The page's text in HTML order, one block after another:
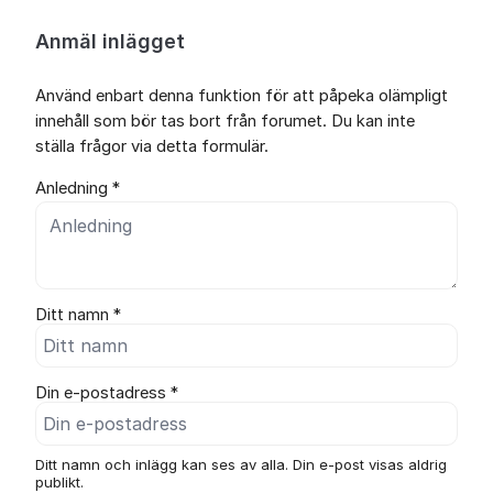
Anmäl inlägget
Använd enbart denna funktion för att påpeka olämpligt
innehåll som bör tas bort från forumet. Du kan inte
ställa frågor via detta formulär.
Anledning *
Ditt namn *
Din e-postadress *
Ditt namn och inlägg kan ses av alla. Din e-post visas aldrig
publikt.